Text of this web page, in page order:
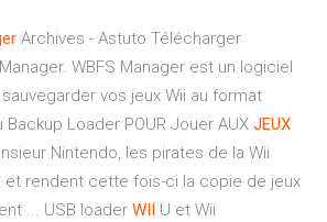
Archives - Astuto Télécharger
WBFS Manager est un logiciel
vos jeux Wii au format
Backup Loader POUR Jouer AUX JEUX
Nintendo, les pirates de la Wii
rendent cette fois-ci la copie de jeux
... USB loader WII U et Wii